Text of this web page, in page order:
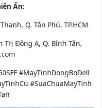
Ấn:
Q. Tân Phú, TP.HCM
Trị Đông A, Q. Bình Tân,
#MayTinhDongBoDell
#SuaChuaMayTinh